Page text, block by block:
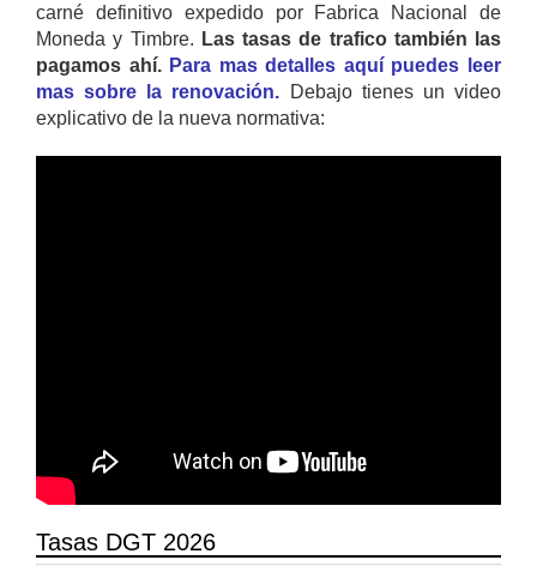
carné definitivo expedido por Fabrica Nacional de
Moneda y Timbre. Las tasas de trafico también las
pagamos ahí. Para mas detalles aquí puedes leer
mas sobre la renovación. Debajo tienes un video
explicativo de la nueva normativa:
Tasas DGT 2026